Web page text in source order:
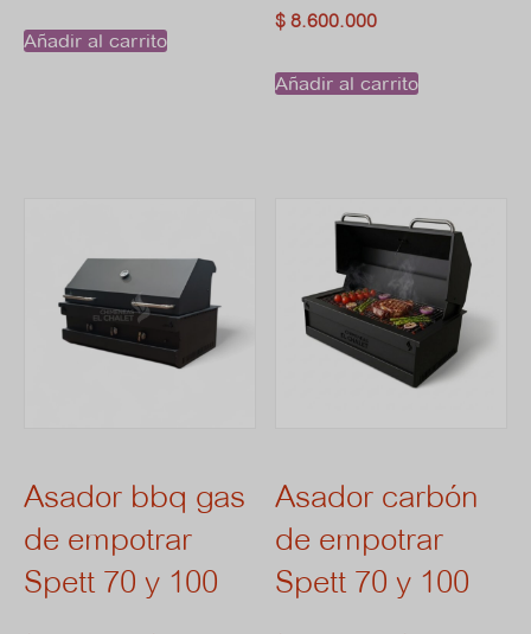
original
precio
Añadir al carrito
$ 8.600.000
Añadir al carrito
Asador bbq gas
de empotrar
Spett 70 y 100
Asador carbón
de empotrar
Spett 70 y 100